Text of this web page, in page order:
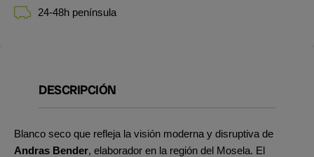
24-48h península
DESCRIPCIÓN
Blanco seco que refleja la visión moderna y disruptiva de
Andras Bender, elaborador en la región del Mosela. El